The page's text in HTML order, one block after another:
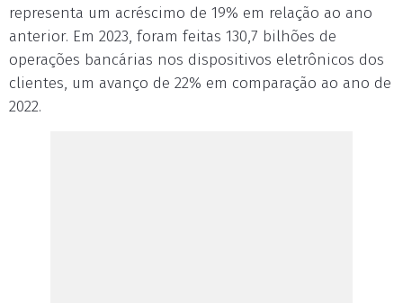
representa um acréscimo de 19% em relação ao ano
anterior. Em 2023, foram feitas 130,7 bilhões de
operações bancárias nos dispositivos eletrônicos dos
clientes, um avanço de 22% em comparação ao ano de
2022.